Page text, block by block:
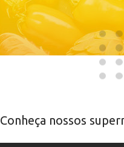
Conheça nossos